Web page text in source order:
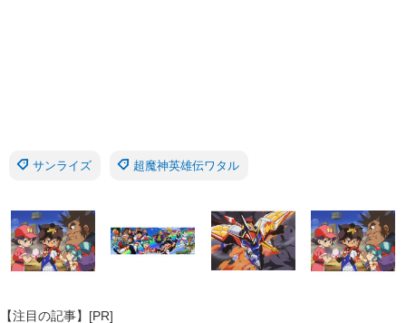
サンライズ 超魔神英雄伝ワタル
【注目の記事】[PR]